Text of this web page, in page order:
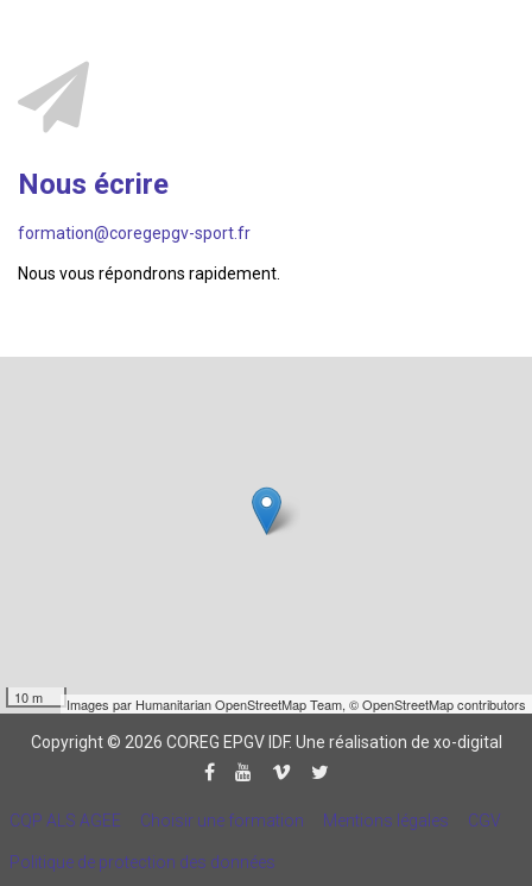
Nous écrire
formation@coregepgv-sport.fr
Nous vous répondrons rapidement.
10 m Images par Humanitarian OpenStreetMap Team, © OpenStreetMap contributors
Copyright © 2026 COREG EPGV IDF. Une réalisation de xo-digital
CQP ALS AGEE Choisir une formation Mentions légales CGV
Politique de protection des données